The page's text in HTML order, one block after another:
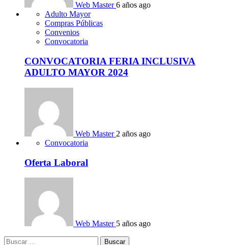
Web Master 6 años ago
Adulto Mayor
Compras Públicas
Convenios
Convocatoria
CONVOCATORIA FERIA INCLUSIVA
ADULTO MAYOR 2024
Web Master 2 años ago
Convocatoria
Oferta Laboral
Web Master 5 años ago
Buscar: